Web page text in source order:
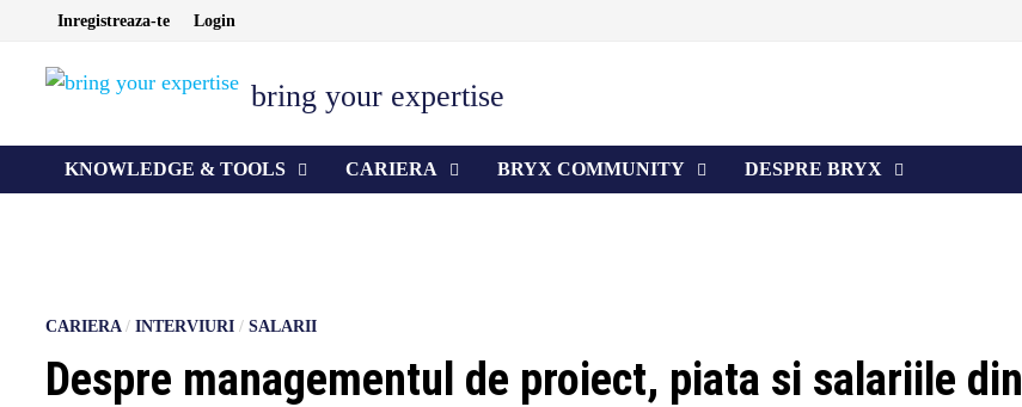
content
Inregistreaza-te Login
bring your expertise
KNOWLEDGE & TOOLS CARIERA BRYX COMMUNITY DESPRE BRYX
CARIERA/INTERVIURI /SALARII
Despre managementul de proiect, piata si salariile din